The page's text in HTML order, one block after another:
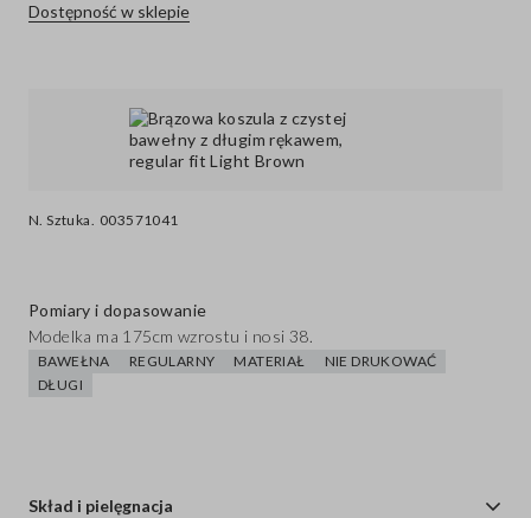
N. Sztuka. 003571041
Dostępność w sklepie
Pomiary i dopasowanie
Modelka ma 175cm wzrostu i nosi 38.
BAWEŁNA REGULARNY MATERIAŁ
NIE DRUKOWAĆ
DŁUGI
Skład i pielęgnacja